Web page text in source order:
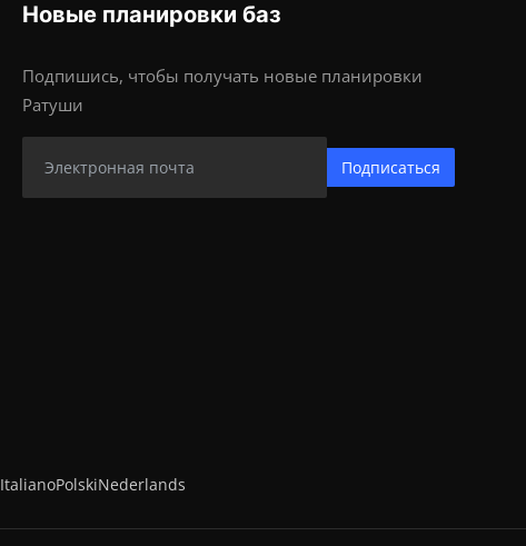
Новые планировки баз
Подпишись, чтобы получать новые планировки
Ратуши
Подписаться
ItalianoPolskiNederlands